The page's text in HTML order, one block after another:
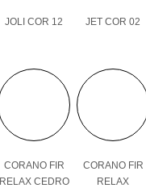
JOLI COR 12 JET COR 02
CORANO FIR
RELAX CEDRO
CORANO FIR
RELAX